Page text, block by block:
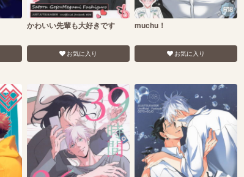
かわいい先輩も大好きです
お気に入り
muchu！
お気に入り